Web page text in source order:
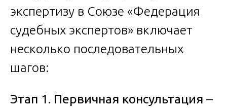
экспертизу в Союзе «Федерация
судебных экспертов» включает
несколько последовательных
шагов:
Этап 1. Первичная консультация –